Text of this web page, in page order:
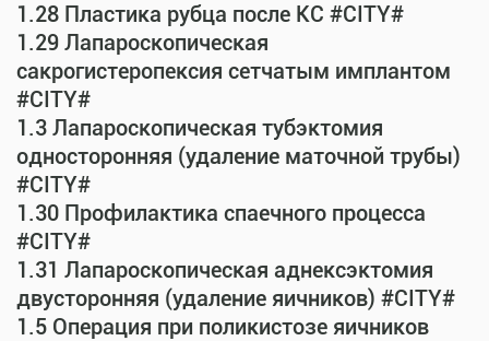
1.28 Пластика рубца после КС #CITY#
1.29 Лапароскопическая
сакрогистеропексия сетчатым имплантом
#CITY#
1.3 Лапароскопическая тубэктомия
односторонняя (удаление маточной трубы)
#CITY#
1.30 Профилактика спаечного процесса
#CITY#
1.31 Лапароскопическая аднексэктомия
двусторонняя (удаление яичников) #CITY#
1.5 Операция при поликистозе яичников